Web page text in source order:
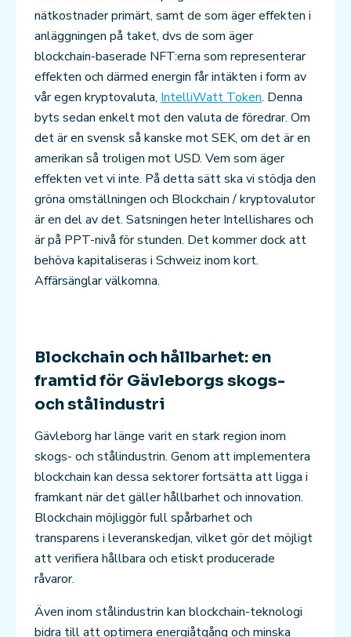
nätkostnader primärt, samt de som äger effekten i
anläggningen på taket, dvs de som äger
blockchain-baserade NFT:erna som representerar
effekten och därmed energin får intäkten i form av
vår egen kryptovaluta, IntelliWatt Token. Denna
byts sedan enkelt mot den valuta de föredrar. Om
det är en svensk så kanske mot SEK, om det är en
amerikan så troligen mot USD. Vem som äger
effekten vet vi inte. På detta sätt ska vi stödja den
gröna omställningen och Blockchain / kryptovalutor
är en del av det. Satsningen heter Intellishares och
är på PPT-nivå för stunden. Det kommer dock att
behöva kapitaliseras i Schweiz inom kort.
Affärsänglar välkomna.
Blockchain och hållbarhet: en
framtid för Gävleborgs skogs-
och stålindustri
Gävleborg har länge varit en stark region inom
skogs- och stålindustrin. Genom att implementera
blockchain kan dessa sektorer fortsätta att ligga i
framkant när det gäller hållbarhet och innovation.
Blockchain möjliggör full spårbarhet och
transparens i leveranskedjan, vilket gör det möjligt
att verifiera hållbara och etiskt producerade
råvaror.
Även inom stålindustrin kan blockchain-teknologi
bidra till att optimera energiåtgång och minska